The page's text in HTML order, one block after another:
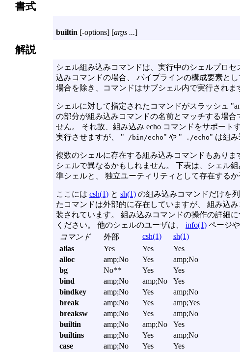
書式
builtin [-options] [args ...]
解説
シェル組み込みコマンドは、実行中のシェルプロセ
込みコマンドの場合、 パイプラインの構成要素と
場合を除き、コマンドはサブシェル内で実行されま
シェルに対して指定されたコマンドがスラッシュ
の部分が組み込みコマンドの名前とマッチする場
せん。 それ故、組み込み echo コマンドをサポート
実行させますが、 " /bin/echo" や " ./echo" は組み
複数のシェルに存在する組み込みコマンドもあり
シェルで異なるかもしれません。 下表は、シェル
準シェルと、 独立ユーティリティとして存在する
ここには csh(1) と sh(1) の組み込みコマンドだけを
たコマンドは外部的に存在していますが、 組み込
装されています。 組み込みコマンドの操作の詳細
ください。 他のシェルのユーザは、 info(1) ページ
コマンド
外部 csh(1)
sh(1)
alias
Yes Yes
Yes
alloc
amp;No Yes
amp;No
bg
No** Yes
Yes
bind
amp;No amp;No
Yes
bindkey
amp;No Yes
amp;No
break
amp;No Yes
amp;Yes
breaksw
amp;No Yes
amp;No
builtin
amp;No amp;No
Yes
builtins
amp;No Yes
amp;No
case
amp;No Yes
Yes